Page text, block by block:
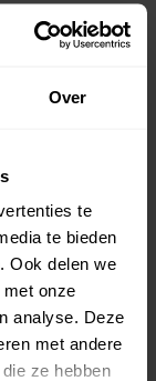
Over
te
te bieden
Ook delen we
onze
analyse. Deze
met andere
ze hebben
46%
26%